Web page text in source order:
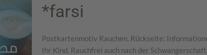
*farsi
Postkartenmotiv Rauchen. Rückseite:
Ihr Kind. Rauchfrei auch nach der